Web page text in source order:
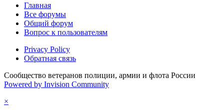
Главная
Все форумы
Общий форум
Вопрос к пользователям
Privacy Policy
Обратная связь
Сообщество ветеранов полиции, армии и флота России
Powered by Invision Community
×